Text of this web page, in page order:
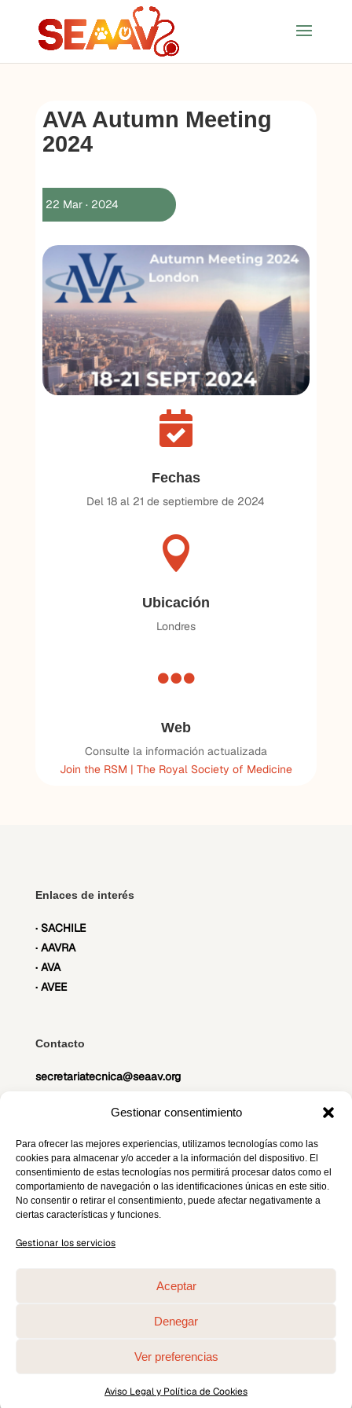
Gestionar consentimiento
Para ofrecer las mejores experiencias, utilizamos tecnologías como las
cookies para almacenar y/o acceder a la información del dispositivo. El
consentimiento de estas tecnologías nos permitirá procesar datos como el
comportamiento de navegación o las identificaciones únicas en este sitio.
No consentir o retirar el consentimiento, puede afectar negativamente a
ciertas características y funciones.
Gestionar los servicios
Aceptar
Denegar
Ver preferencias
Aviso Legal y Política de Cookies
AVA Autumn Meeting
2024
22 Mar · 2024

Fechas
Del 18 al 21 de septiembre de 2024

Ubicación
Londres

Web
Consulte la información actualizada
Join the RSM | The Royal Society of Medicine
Enlaces de interés
· SACHILE
· AAVRA
· AVA
· AVEE
Contacto
secretariatecnica@seaav.org
C/ Maestro Ripoll, 8 Madrid
¡Síguenos!